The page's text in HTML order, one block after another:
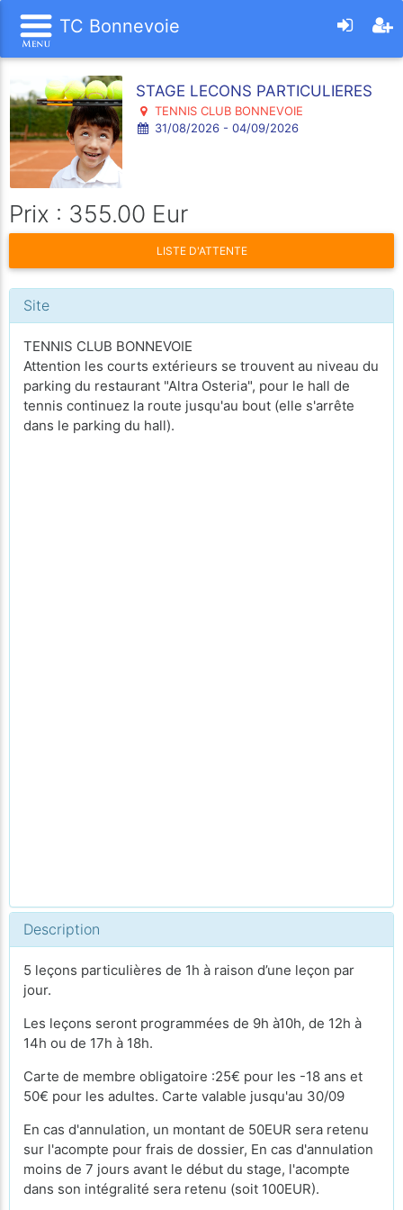
TC Bonnevoie
STAGE LECONS PARTICULIERES
TENNIS CLUB BONNEVOIE
31/08/2026 - 04/09/2026
Prix : 355.00 Eur
LISTE D'ATTENTE
Site
TENNIS CLUB BONNEVOIE
Attention les courts extérieurs se trouvent au niveau du
parking du restaurant "Altra Osteria", pour le hall de
tennis continuez la route jusqu'au bout (elle s'arrête
dans le parking du hall).
Description
5 leçons particulières de 1h à raison d’une leçon par
jour.
Les leçons seront programmées de 9h à10h, de 12h à
14h ou de 17h à 18h.
Carte de membre obligatoire :25€ pour les -18 ans et
50€ pour les adultes. Carte valable jusqu'au 30/09
En cas d'annulation, un montant de 50EUR sera retenu
sur l'acompte pour frais de dossier, En cas d'annulation
moins de 7 jours avant le début du stage, l'acompte
dans son intégralité sera retenu (soit 100EUR).